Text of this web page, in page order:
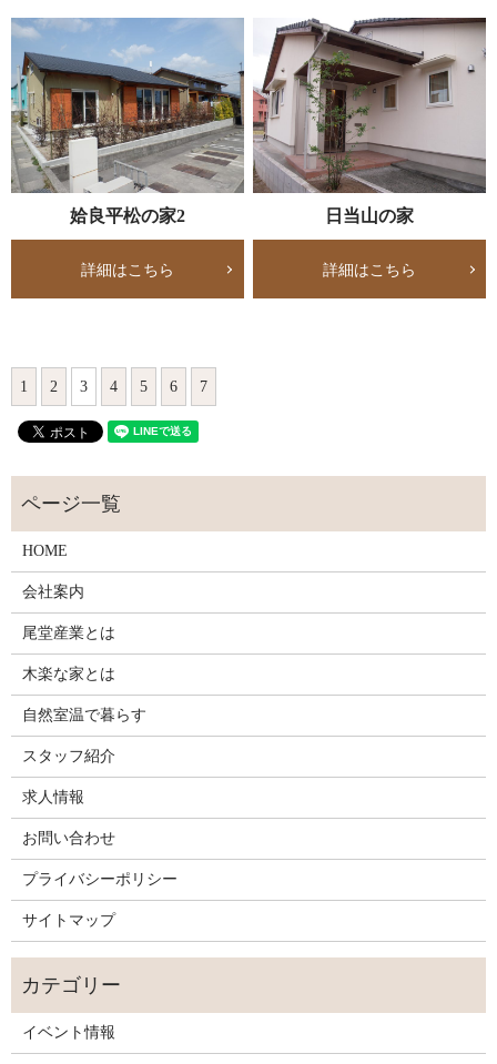
姶良平松の家2
詳細はこちら
日当山の家
詳細はこちら
1 2 3 4 5 6 7
HOME
会社案内
尾堂産業とは
木楽な家とは
自然室温で暮らす
スタッフ紹介
求人情報
お問い合わせ
プライバシーポリシー
サイトマップ
イベント情報